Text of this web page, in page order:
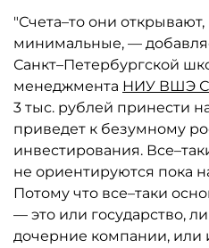
"Счета–то они
минимальные, —
Санкт–Петербургской
менеджмента НИУ ВШЭ
3 тыс. рублей принести
приведет к безумному
инвестирования.
не ориентируются пока
Потому что все–таки
— это или государство,
дочерние компании, или